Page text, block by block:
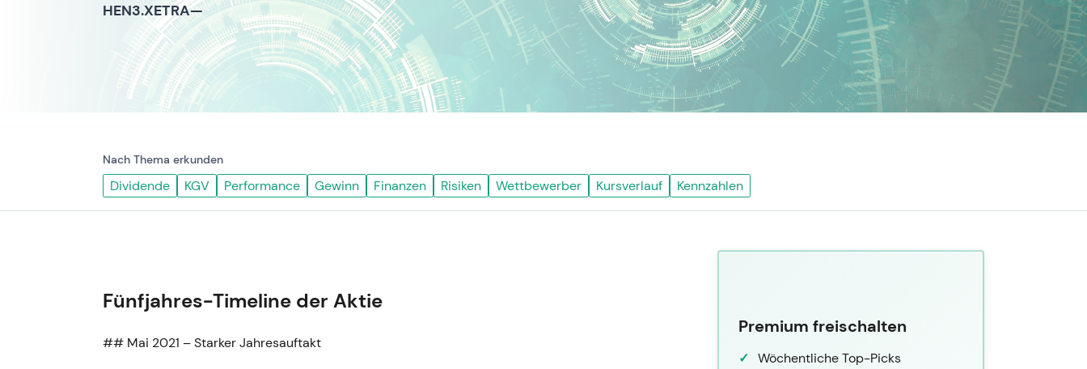
HEN3.XETRA—
Nach Thema erkunden
Dividende KGV Performance Gewinn Finanzen Risiken Wettbewerber Kursverlauf Kennzahlen
Fünfjahres-Timeline der Aktie
## Mai 2021 – Starker Jahresauftakt
Premium freischalten
Wöchentliche Top-Picks